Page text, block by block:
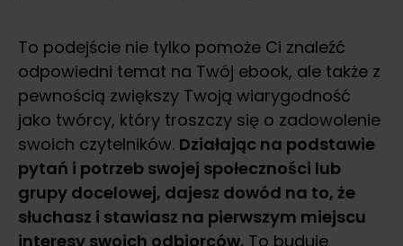
To podejście nie tylko pomoże Ci znaleźć
odpowiedni temat na Twój ebook, ale także z
pewnością zwiększy Twoją wiarygodność
jako twórcy, który troszczy się o zadowolenie
swoich czytelników. Działając na podstawie
pytań i potrzeb swojej społeczności lub
grupy docelowej, dajesz dowód na to, że
słuchasz i stawiasz na pierwszym miejscu
interesy swoich odbiorców. To buduje